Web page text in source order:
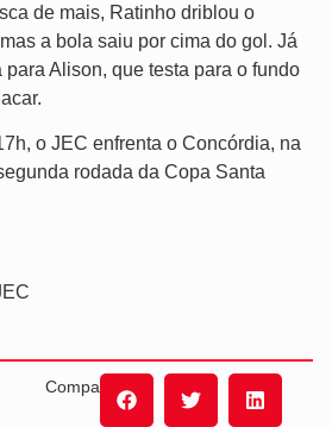
de mais, Ratinho driblou o
a bola saiu por cima do gol. Já
Alison, que testa para o fundo
o JEC enfrenta o Concórdia, na
rodada da Copa Santa
Compartilhe: